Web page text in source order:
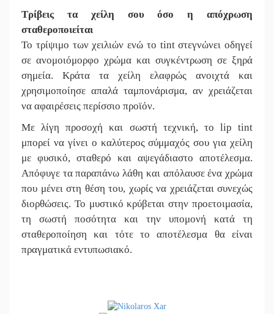
Τρίβεις τα χείλη σου όσο η απόχρωση
σταθεροποιείται
Το τρίψιμο των χειλιών ενώ το tint στεγνώνει οδηγεί
σε ανομοιόμορφο χρώμα και συγκέντρωση σε ξηρά
σημεία. Κράτα τα χείλη ελαφρώς ανοιχτά και
χρησιμοποίησε απαλά ταμπονάρισμα, αν χρειάζεται
να αφαιρέσεις περίσσιο προϊόν.
Με λίγη προσοχή και σωστή τεχνική, το lip tint
μπορεί να γίνει ο καλύτερος σύμμαχός σου για χείλη
με φυσικό, σταθερό και αψεγάδιαστο αποτέλεσμα.
Απόφυγε τα παραπάνω λάθη και απόλαυσε ένα χρώμα
που μένει στη θέση του, χωρίς να χρειάζεται συνεχώς
διορθώσεις. Το μυστικό κρύβεται στην προετοιμασία,
τη σωστή ποσότητα και την υπομονή κατά τη
σταθεροποίηση και τότε το αποτέλεσμα θα είναι
πραγματικά εντυπωσιακό.